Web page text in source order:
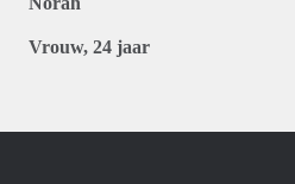
Vrouw, 24 jaar